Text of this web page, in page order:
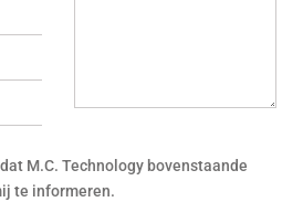
M.C. Technology bovenstaande
te informeren.